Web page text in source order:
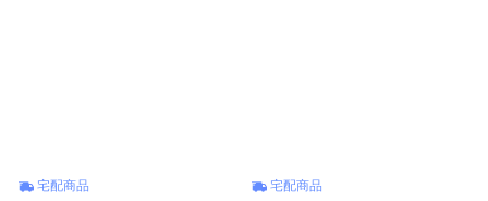
宅配商品 宅配商品